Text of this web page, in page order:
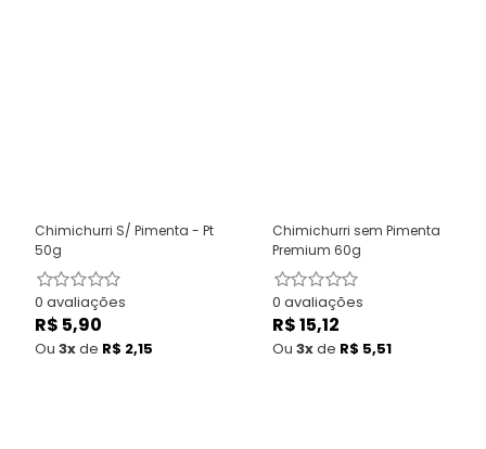
Chimichurri S/ Pimenta - Pt
50g
0 avaliações
Preço
normal
R$ 5,90
Ou 3xde R$ 2,15
Chimichurri sem Pimenta
Premium 60g
0 avaliações
Preço
normal
R$ 15,12
Ou 3xde R$ 5,51